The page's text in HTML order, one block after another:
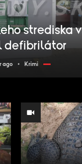
strediska
defibrilátor
ago Krimi